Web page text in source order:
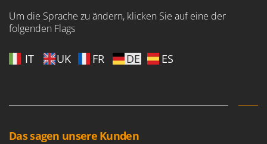
Um die Sprache zu ändern, klicken Sie auf eine der
folgenden Flags
IT UK FR DE ES
Das sagen unsere Kunden